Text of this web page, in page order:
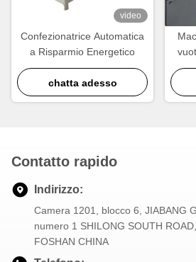
video
Confezionatrice Automatica
a Risparmio Energetico
chatta adesso
Contatto rapido
Indirizzo:
Camera 1201, blocco 6, JIABANG
numero 1 SHILONG SOUTH
FOSHAN CHINA